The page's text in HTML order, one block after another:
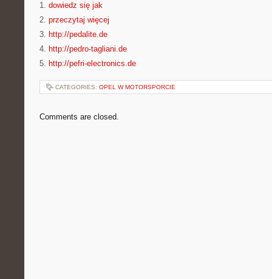
1. dowiedz się jak
2. przeczytaj więcej
3. http://pedalite.de
4. http://pedro-tagliani.de
5. http://pefri-electronics.de
CATEGORIES: OPEL W MOTORSPORCIE
Comments are closed.